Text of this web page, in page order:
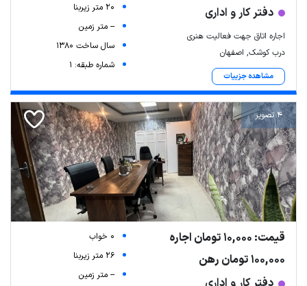
دفتر کار و اداری
اجاره اتاق جهت فعالیت هنری
درب کوشک, اصفهان
مشاهده جزییات
20 متر زیربنا
-- متر زمین
سال ساخت 1380
شماره طبقه: 1
4 تصویر
قیمت: 10,000 تومان اجاره
100,000 تومان رهن
0 خواب
26 متر زیربنا
-- متر زمین